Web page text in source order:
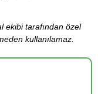
ekibi tarafından özel
kullanılamaz.